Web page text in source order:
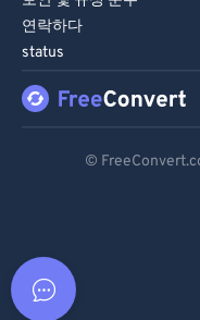
연락하다
status
©